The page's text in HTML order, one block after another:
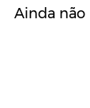
Ainda não